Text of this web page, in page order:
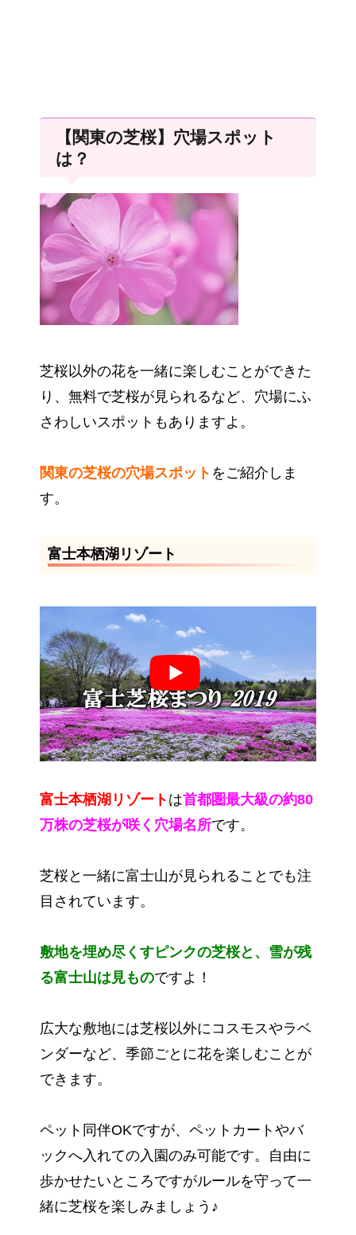
【関東の芝桜】穴場スポット
は？
芝桜以外の花を一緒に楽しむことができた
り、無料で芝桜が見られるなど、穴場にふ
さわしいスポットもありますよ。
関東の芝桜の穴場スポット をご紹介しま
す。
富士本栖湖リゾート
富士本栖湖リゾート は首都圏最大級の約80
万株の芝桜が咲く穴場名所です。
芝桜と一緒に富士山が見られることでも注
目されています。
敷地を埋め尽くすピンクの芝桜と、雪が残
る富士山は見ものですよ！
広大な敷地には芝桜以外にコスモスやラベ
ンダーなど、季節ごとに花を楽しむことが
できます。
ペット同伴OKですが、ペットカートやバ
ックへ入れての入園のみ可能です。自由に
歩かせたいところですがルールを守って一
緒に芝桜を楽しみましょう♪